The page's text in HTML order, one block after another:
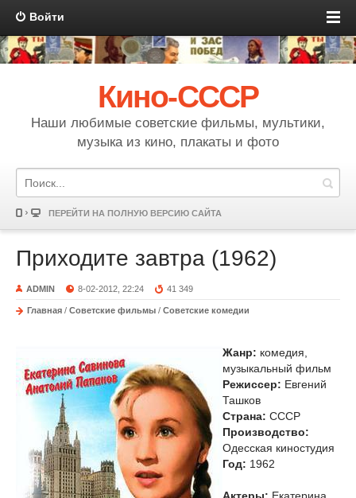
Войти
Кино-СССР
Наши любимые советские фильмы, мультики,
музыка из кино, плакаты и фото
ПЕРЕЙТИ НА ПОЛНУЮ ВЕРСИЮ САЙТА
Приходите завтра (1962)
ADMIN 8-02-2012, 22:24 41 349
Главная / Советские фильмы / Советские комедии
Жанр: комедия,
музыкальный фильм
Режиссер: Евгений
Ташков
Страна: СССР
Производство:
Одесская киностудия
Год: 1962